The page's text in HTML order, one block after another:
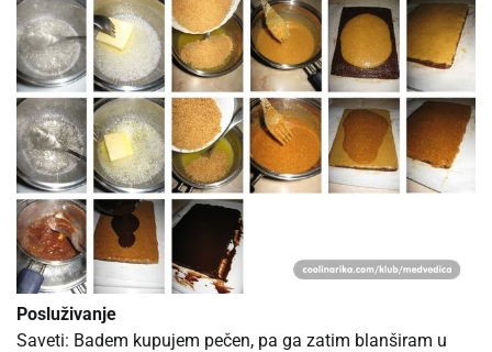
Posluživanje
Saveti: Badem kupujem pečen, pa ga zatim blanširam u